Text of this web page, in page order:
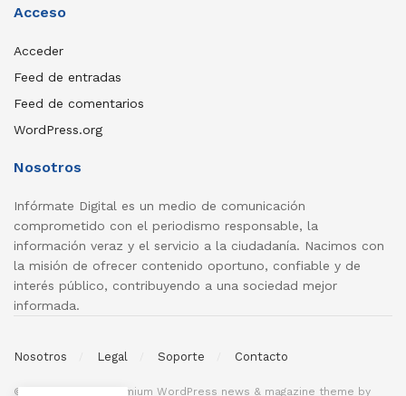
Acceso
Acceder
Feed de entradas
Feed de comentarios
WordPress.org
Nosotros
Infórmate Digital es un medio de comunicación
comprometido con el periodismo responsable, la
información veraz y el servicio a la ciudadanía. Nacimos con
la misión de ofrecer contenido oportuno, confiable y de
interés público, contribuyendo a una sociedad mejor
informada.
Nosotros Legal Soporte Contacto
© 2026 - Premium WordPress news & magazine theme by